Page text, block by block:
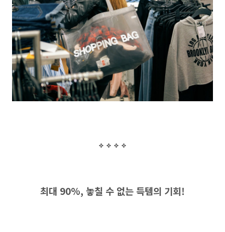
최대 90%, 놓칠 수 없는 득템의 기회!